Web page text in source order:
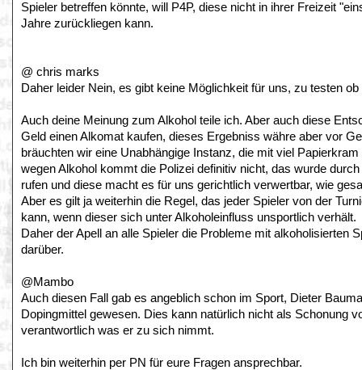
Spieler betreffen könnte, will P4P, diese nicht in ihrer Freizeit
Jahre zurückliegen kann.
@ chris marks
Daher leider Nein, es gibt keine Möglichkeit für uns, zu testen
Auch deine Meinung zum Alkohol teile ich. Aber auch diese
Geld einen Alkomat kaufen, dieses Ergebniss währe aber vor
bräuchten wir eine Unabhängige Instanz, die mit viel
wegen Alkohol kommt die Polizei definitiv nicht, das wurde
rufen und diese macht es für uns gerichtlich verwertbar, wie
Aber es gilt ja weiterhin die Regel, das jeder Spieler von der
kann, wenn dieser sich unter Alkoholeinfluss unsportlich verhält.
Daher der Apell an alle Spieler die Probleme mit alkoholisierten
darüber.
@Mambo
Auch diesen Fall gab es angeblich schon im Sport, Dieter
Dopingmittel gewesen. Dies kann natürlich nicht als Schonung
verantwortlich was er zu sich nimmt.
Ich bin weiterhin per PN für eure Fragen ansprechbar.